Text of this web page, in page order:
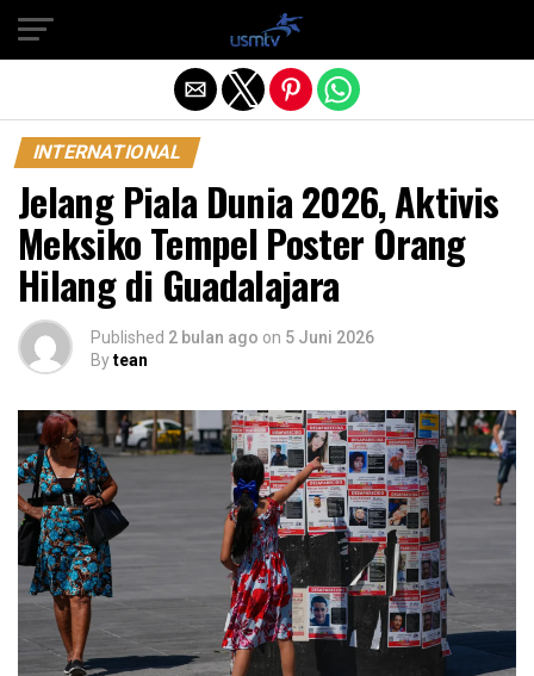
INTERNATIONAL
Jelang Piala Dunia 2026, Aktivis
Meksiko Tempel Poster Orang
Hilang di Guadalajara
Published 2 bulan ago on 5 Juni 2026
Bytean
Exit mobile version